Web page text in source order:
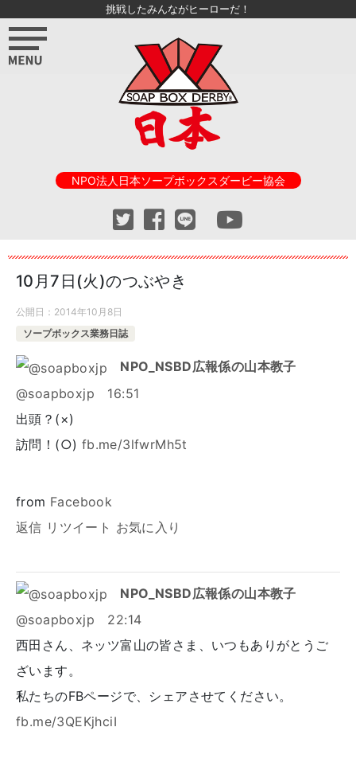
挑戦したみんながヒーローだ！
NPO法人日本ソープボックスダービー協会
10月7日(火)のつぶやき
公開日： 2014年10月8日
ソープボックス業務日誌
NPO_NSBD広報係の山本教子
@soapboxjp
16:51
出頭？(×)
訪問！(○) fb.me/3lfwrMh5t
from Facebook
返信 リツイート お気に入り
NPO_NSBD広報係の山本教子
@soapboxjp
22:14
西田さん、ネッツ富山の皆さま、いつもありがとうご
ざいます。
私たちのFBページで、シェアさせてください。
fb.me/3QEKjhciI